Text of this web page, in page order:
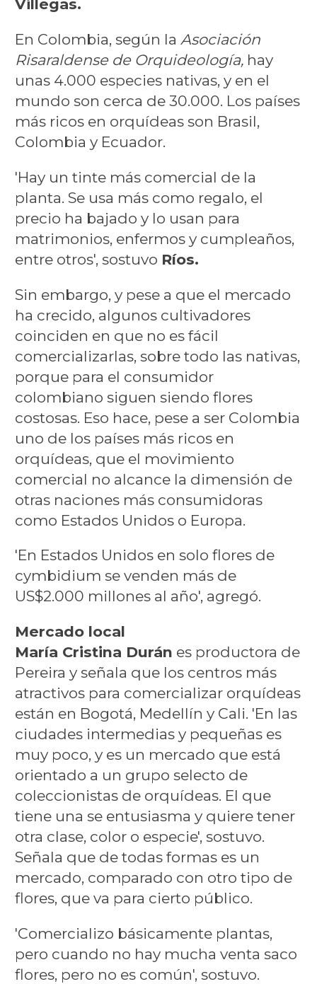
Villegas.
En Colombia, según la Asociación
Risaraldense de Orquideología,hay
unas 4.000 especies nativas, y en el
mundo son cerca de 30.000. Los países
más ricos en orquídeas son Brasil,
Colombia y Ecuador.
'Hay un tinte más comercial de la
planta. Se usa más como regalo, el
precio ha bajado y lo usan para
matrimonios, enfermos y cumpleaños,
entre otros', sostuvo Ríos.
Sin embargo, y pese a que el mercado
ha crecido, algunos cultivadores
coinciden en que no es fácil
comercializarlas, sobre todo las nativas,
porque para el consumidor
colombiano siguen siendo flores
costosas. Eso hace, pese a ser Colombia
uno de los países más ricos en
orquídeas, que el movimiento
comercial no alcance la dimensión de
otras naciones más consumidoras
como Estados Unidos o Europa.
'En Estados Unidos en solo flores de
cymbidium se venden más de
US$2.000 millones al año', agregó.
Mercado local
María Cristina Durán es productora de
Pereira y señala que los centros más
atractivos para comercializar orquídeas
están en Bogotá, Medellín y Cali. 'En las
ciudades intermedias y pequeñas es
muy poco, y es un mercado que está
orientado a un grupo selecto de
coleccionistas de orquídeas. El que
tiene una se entusiasma y quiere tener
otra clase, color o especie', sostuvo.
Señala que de todas formas es un
mercado, comparado con otro tipo de
flores, que va para cierto público.
'Comercializo básicamente plantas,
pero cuando no hay mucha venta saco
flores, pero no es común', sostuvo.